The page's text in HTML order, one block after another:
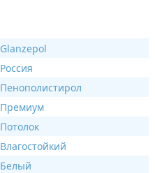
Glanzepol
Россия
Пенополистирол
Премиум
Потолок
Влагостойкий
Белый